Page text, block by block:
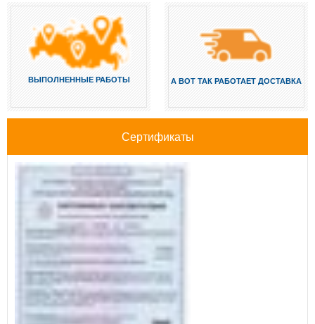
ВЫПОЛНЕННЫЕ РАБОТЫ А ВОТ ТАК РАБОТАЕТ ДОСТАВКА
Сертификаты